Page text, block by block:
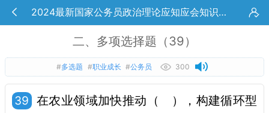
2024最新国家公务员政治理论应知应会知识考试
二、多项选择题（39）
#多选题 #职业成长 #公务员 300
39 在农业领域加快推动（　），构建循环型